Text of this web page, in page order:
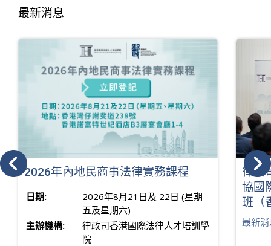
最新消息
2026年內地民商事法律實務課程
日期:
2026年8月21日及 22日 (星期
五及星期六)
主辦機構:
律政司香港國際法律人才培訓學
院
律政
協國
班（
最新